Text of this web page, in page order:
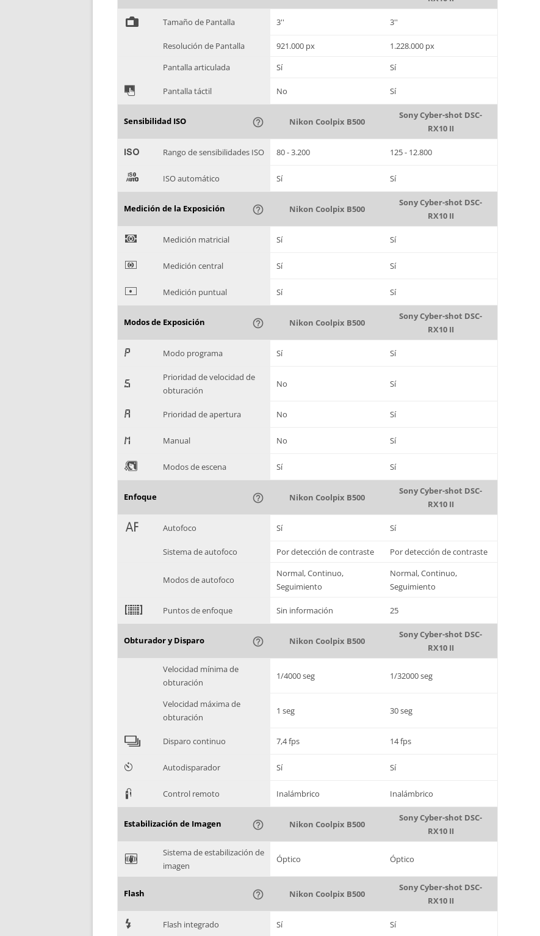
% Tamaño de Pantalla 3'' 3''
Resolución de Pantalla 921.000 px
1.228.000 px
Pantalla articulada
Sí Sí
& Pantalla táctil No Sí
Sensibilidad ISO help_outline Nikon Coolpix B500
Sony Cyber-shot DSC-
RX10 II
' Rango de sensibilidades ISO 80 - 3.200 125 - 12.800
( ISO automático Sí Sí
Medición de la Exposición help_outline Nikon Coolpix B500
Sony Cyber-shot DSC-
RX10 II
) Medición matricial Sí Sí
* Medición central Sí Sí
+ Medición puntual Sí Sí
Modos de Exposición help_outline Nikon Coolpix B500
Sony Cyber-shot DSC-
RX10 II
, Modo programa Sí Sí
-
Prioridad de velocidad de
obturación
No Sí
. Prioridad de apertura No Sí
/ Manual No Sí
0 Modos de escena Sí Sí
Enfoque help_outline Nikon Coolpix B500
Sony Cyber-shot DSC-
RX10 II
1 Autofoco Sí Sí
Sistema de autofoco Por detección de contraste Por detección de contraste
Modos de autofoco
Normal, Continuo,
Seguimiento
Normal, Continuo,
Seguimiento
2 Puntos de enfoque Sin información 25
Obturador y Disparo help_outline Nikon Coolpix B500
Sony Cyber-shot DSC-
RX10 II
Velocidad mínima de
obturación
1/4000 seg 1/32000 seg
Velocidad máxima de
obturación
1 seg 30 seg
4 Disparo continuo 7,4 fps 14 fps
6 Autodisparador Sí Sí
3 Control remoto Inalámbrico Inalámbrico
Estabilización de Imagen help_outline Nikon Coolpix B500
Sony Cyber-shot DSC-
RX10 II
F
Sistema de estabilización de
imagen
Óptico Óptico
Flash help_outline Nikon Coolpix B500
Sony Cyber-shot DSC-
RX10 II
7 Flash integrado Sí Sí